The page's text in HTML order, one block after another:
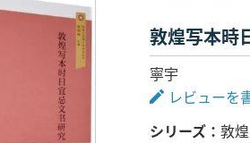
敦煌写本時
寧宇
レビューを
シリーズ
敦